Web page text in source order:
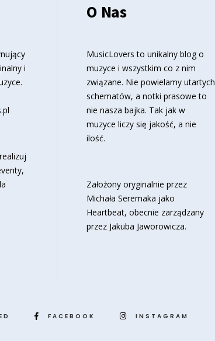
i
O Nas
MusicLovers to unikalny blog o
muzyce i wszystkim co z nim
związane. Nie powielamy utartych
schematów, a notki prasowe to
nie nasza bajka. Tak jak w
muzyce liczy się jakość, a nie
ilość.
Założony oryginalnie przez
Michała Seremaka jako
Heartbeat, obecnie zarządzany
przez Jakuba Jaworowicza.
FACEBOOK INSTAGRAM